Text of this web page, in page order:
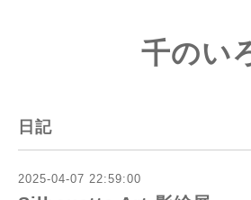
千のい
日記
2025-04-07 22:59:00